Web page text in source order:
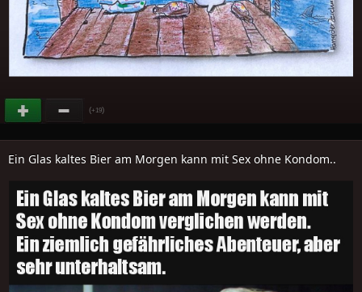
(+19)
Ein Glas kaltes Bier am Morgen kann mit Sex ohne Kondom..